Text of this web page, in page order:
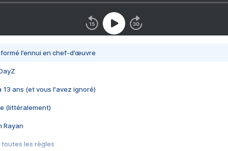
l’ennui en chef-d’œuvre
13 ans (et vous l'avez ignoré)
(littéralement)
Rayan
toutes les règles